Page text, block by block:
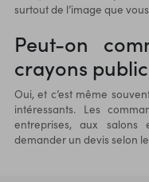
surtout de l’image que
Peut-on
crayons
Oui, et c’est même
intéressants. Les
entreprises, aux
demander un devis selon